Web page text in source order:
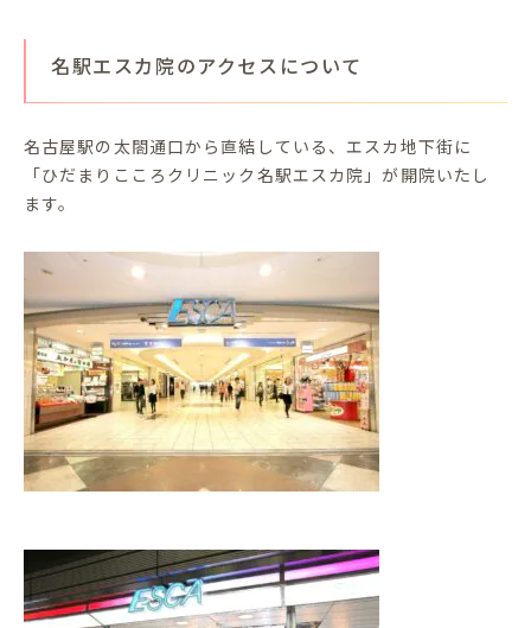
名駅エスカ院のアクセスについて
名古屋駅の太閤通口から直結している、エスカ地下街に
「ひだまりこころクリニック名駅エスカ院」が開院いたし
ます。